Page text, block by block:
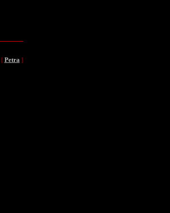
[ Petra]